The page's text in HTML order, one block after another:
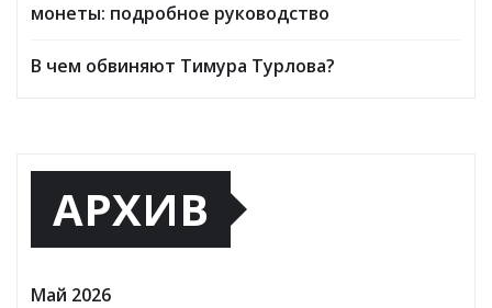
монеты: подробное руководство
В чем обвиняют Тимура Турлова?
АРХИВ
Май 2026